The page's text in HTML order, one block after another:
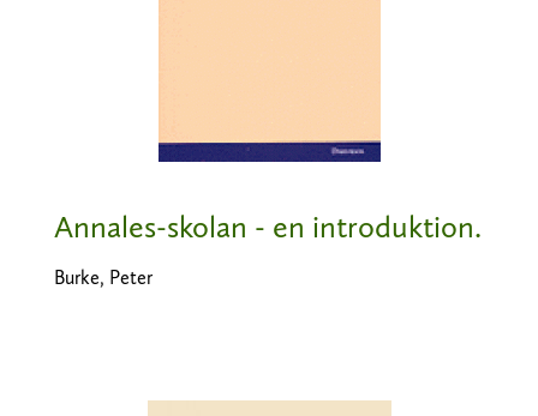
Annales-skolan - en introduktion.
Burke, Peter